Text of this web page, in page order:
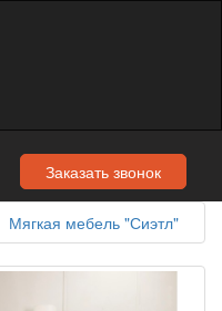
Заказать звонок
Мягкая мебель "Сиэтл"